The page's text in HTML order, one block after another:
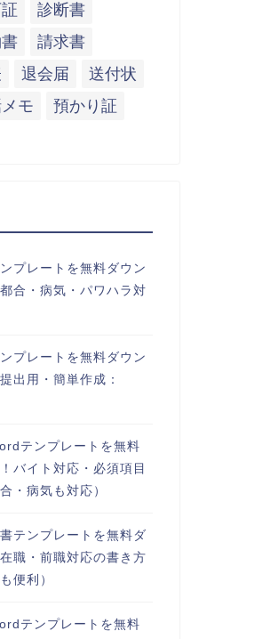
診断書
請求書
退会届
送付状
モ 預かり証
プレートを無料ダウン
合・病気・パワハラ対
プレートを無料ダウン
出用・簡単作成：
テンプレートを無料
バイト対応・必須項目
・病気も対応）
テンプレートを無料ダ
職・前職対応の書き方
便利）
テンプレートを無料